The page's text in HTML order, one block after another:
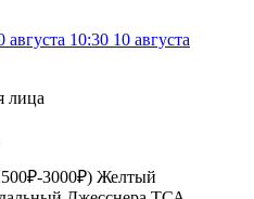
августа 10:30 10 августа
лица
3000₽) Желтый